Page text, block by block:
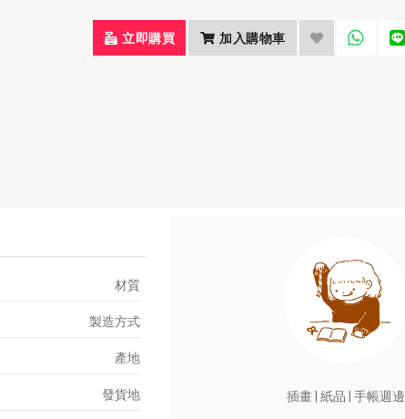
立即購買 加入購物車
材質
製造方式
產地
發貨地 插畫 | 紙品 | 手帳週邊